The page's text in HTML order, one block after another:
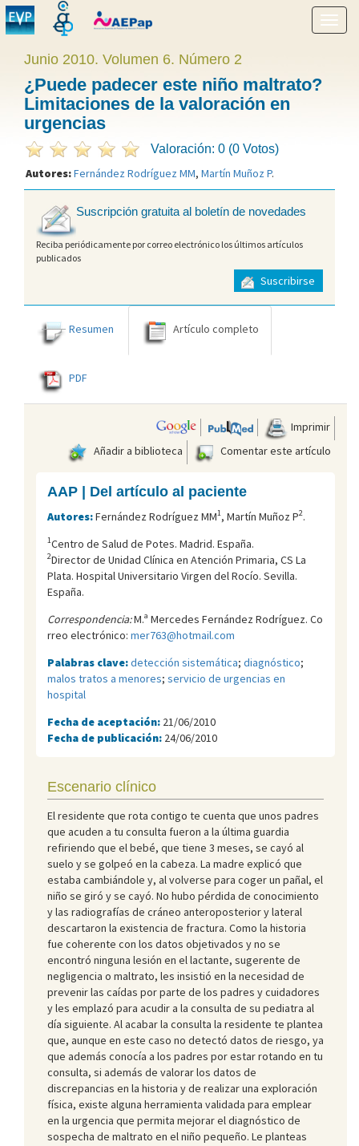
menú
Junio 2010. Volumen 6. Número 2
¿Puede padecer este niño maltrato?
Limitaciones de la valoración en
urgencias
Valoración: 0 (0 Votos)
Autores:Fernández Rodríguez MM, Martín Muñoz P.
Suscripción gratuita al boletín de novedades
Reciba periódicamente por correo electrónico los últimos artículos
publicados
Suscribirse
Resumen Artículo completo
PDF
Imprimir
Añadir a biblioteca
Comentar este artículo
AAP | Del artículo al paciente
Autores:Fernández Rodríguez MM1, Martín Muñoz P2.
1Centro de Salud de Potes. Madrid. España.
2Director de Unidad Clínica en Atención Primaria, CS La
Plata. Hospital Universitario Virgen del Rocí­o. Sevilla.
España.
Correspondencia:M.ª Mercedes Fernández Rodríguez. Co
rreo electrónico: mer763@hotmail.com
Palabras clave:detección sistemática; diagnóstico;
malos tratos a menores; servicio de urgencias en
hospital
Fecha de aceptación: 21/06/2010
Fecha de publicación: 24/06/2010
Escenario clínico
El residente que rota contigo te cuenta que unos padres
que acuden a tu consulta fueron a la última guardia
refiriendo que el bebé, que tiene 3 meses, se cayó al
suelo y se golpeó en la cabeza. La madre explicó que
estaba cambiándole y, al volverse para coger un pañal, el
niño se giró y se cayó. No hubo pérdida de conocimiento
y las radiografías de cráneo anteroposterior y lateral
descartaron la existencia de fractura. Como la historia
fue coherente con los datos objetivados y no se
encontró ninguna lesión en el lactante, sugerente de
negligencia o maltrato, les insistió en la necesidad de
prevenir las caídas por parte de los padres y cuidadores
y les emplazó para acudir a la consulta de su pediatra al
día siguiente. Al acabar la consulta la residente te plantea
que, aunque en este caso no detectó datos de riesgo, ya
que además conocía a los padres por estar rotando en tu
consulta, si además de valorar los datos de
discrepancias en la historia y de realizar una exploración
física, existe alguna herramienta validada para emplear
en la urgencia que permita mejorar el diagnóstico de
sospecha de maltrato en el niño pequeño. Le planteas